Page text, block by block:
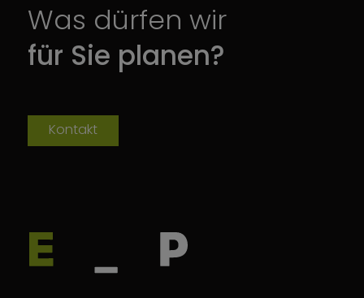
Was dürfen wir
für Sie planen?
Kontakt